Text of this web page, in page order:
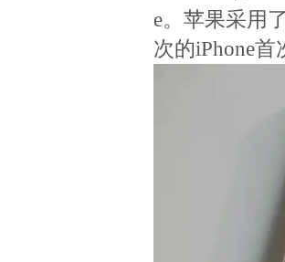
e。苹果采用
次的iPhone